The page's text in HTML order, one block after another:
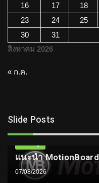
สิงหาคม 2026
16
17 18
23
24 25
30
31
« ก.ค.
Slide Posts
แนะนำ MotionBoard
07/08/2026